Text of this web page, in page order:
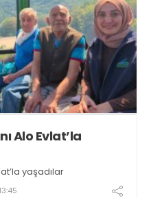
Alo Evlat’la
yaşadılar
13:45